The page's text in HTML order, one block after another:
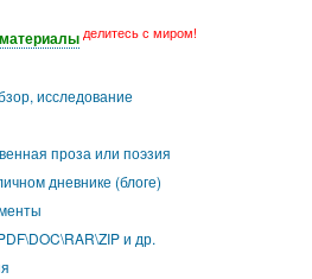
делитесь с миром!
исследование
проза или поэзия
дневнике (блоге)
и др.